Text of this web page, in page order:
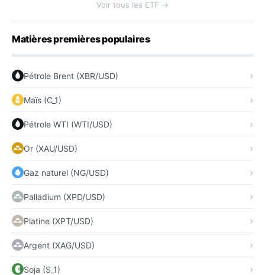
Voir tous les ETF →
Matières premières populaires
Pétrole Brent (XBR/USD)
Maïs (C_1)
Pétrole WTI (WTI/USD)
Or (XAU/USD)
Gaz naturel (NG/USD)
Palladium (XPD/USD)
Platine (XPT/USD)
Argent (XAG/USD)
Soja (S_1)